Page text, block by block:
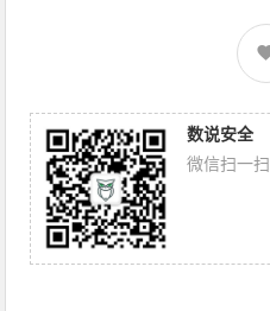
数说安全
微信扫一扫